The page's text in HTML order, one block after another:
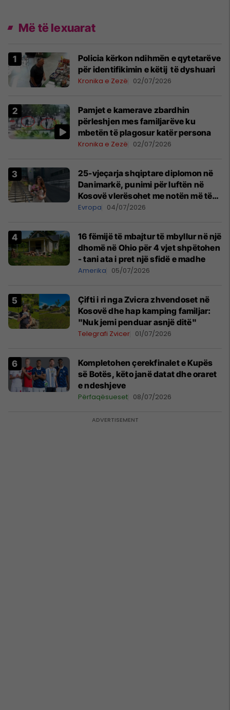
Më të lexuarat
Policia kërkon ndihmën e qytetarëve
për identifikimin e këtij të dyshuari
Kronika e Zezë 02/07/2026
Pamjet e kamerave zbardhin
përleshjen mes familjarëve ku
mbetën të plagosur katër persona
Kronika e Zezë 02/07/2026
25-vjeçarja shqiptare diplomon në
Danimarkë, punimi për luftën në
Kosovë vlerësohet me notën më të
lartë
Evropa 04/07/2026
16 fëmijë të mbajtur të mbyllur në një
dhomë në Ohio për 4 vjet shpëtohen
- tani ata i pret një sfidë e madhe
Amerika 05/07/2026
Çifti i ri nga Zvicra zhvendoset në
Kosovë dhe hap kamping familjar:
"Nuk jemi penduar asnjë ditë"
Telegrafi Zvicer 01/07/2026
Kompletohen çerekfinalet e Kupës
së Botës, këto janë datat dhe oraret
e ndeshjeve
Përfaqësueset 08/07/2026